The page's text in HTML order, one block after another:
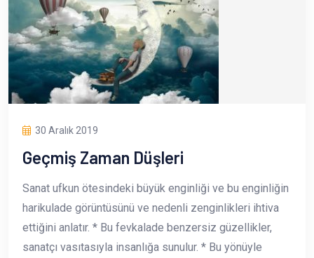
30 Aralık 2019
Geçmiş Zaman Düşleri
Sanat ufkun ötesindeki büyük enginliği ve bu enginliğin
harikulade görüntüsünü ve nedenli zenginlikleri ihtiva
ettiğini anlatır. * Bu fevkalade benzersiz güzellikler,
sanatçı vasıtasıyla insanlığa sunulur. * Bu yönüyle